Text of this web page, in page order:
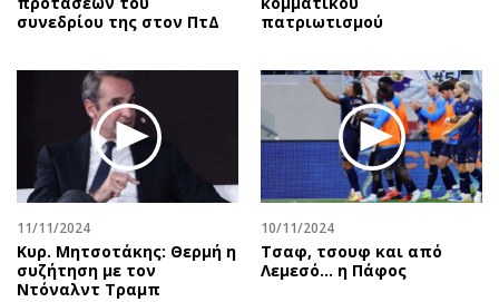
συνεδρίου της στον ΠτΔ
πατριωτισμού
11/11/2024
Κυρ. Μητσοτάκης: Θερμή η
συζήτηση με τον
Ντόναλντ Τραμπ
10/11/2024
Τσαφ, τσουφ και από
Λεμεσό... η Πάφος